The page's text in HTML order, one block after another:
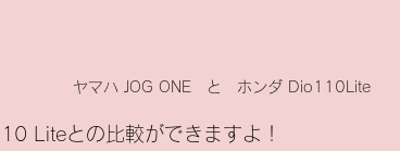
ヤマハ JOG ONE　と　ホンダ Dio110Lite
Liteとの比較ができますよ！